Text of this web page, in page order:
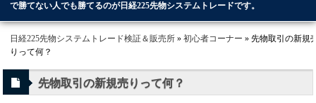
で勝てない人でも勝てるのが日経225先物システムトレードです。
日経225先物システムトレード検証＆販売所 »初心者コーナー » 先物取引の新規
りって何？
先物取引の新規売りって何？